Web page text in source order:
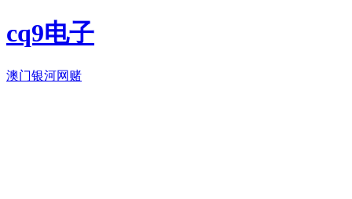
cq9电子
澳门银河网赌